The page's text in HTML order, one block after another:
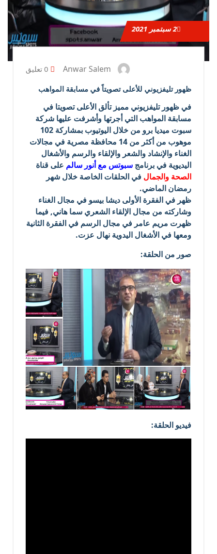
2سبتمبر 2021
Anwar Salem 0 تعليق
ظهور تليفزيوني للأعلى تصويتاً في مسابقة المواهب
في ظهور تليفزيوني مميز تألق الأعلى تصويتا في
مسابقة المواهب التي أجرتها وأشرفت عليها شركة
سبوت ميديا برو من خلال اليوتيوب بمشاركة 102
موهوب من أكثر من 14 محافظة مصرية في مجالات
الغناء والإنشاد والشعر والإلقاء والرسم والأشغال
اليديوية في برنامجسبوتس مع أنور سالمعلى قناة
الصحة والجمالفي الحلقات الخاصة خلال شهر
رمضان الماضي.
ظهر في الفقرة الأولى ديشا بيسو في مجال الغناء
وشاركته من مجال الإلقاء الشعري سما هاني, فيما
ظهرت مريم عامر في مجال الرسم في الفقرة الثانية
ومعها في الأشغال اليدوية نهال عزت.
صور من الحلقة:
فيديو الحلقة: